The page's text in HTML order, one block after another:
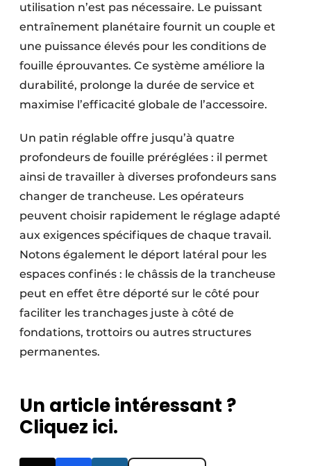
utilisation n’est pas nécessaire. Le puissant
entraînement planétaire fournit un couple et
une puissance élevés pour les conditions de
fouille éprouvantes. Ce système améliore la
durabilité, prolonge la durée de service et
maximise l’efficacité globale de l’accessoire.
Un patin réglable offre jusqu’à quatre
profondeurs de fouille préréglées : il permet
ainsi de travailler à diverses profondeurs sans
changer de trancheuse. Les opérateurs
peuvent choisir rapidement le réglage adapté
aux exigences spécifiques de chaque travail.
Notons également le déport latéral pour les
espaces confinés : le châssis de la trancheuse
peut en effet être déporté sur le côté pour
faciliter les tranchages juste à côté de
fondations, trottoirs ou autres structures
permanentes.
Un article intéressant ?
Cliquez ici.